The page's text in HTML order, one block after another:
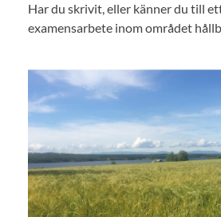
Har du skrivit, eller känner du till
examensarbete inom området